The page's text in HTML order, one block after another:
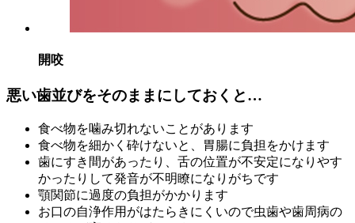
開咬
悪い歯並びをそのままにしておくと…
食べ物を噛み切れないことがあります
食べ物を細かく砕けないと、胃腸に負担をかけます
歯にすき間があったり、舌の位置が不安定になりやす
かったりして発音が不明瞭になりがちです
顎関節に過度の負担がかかります
お口の自浄作用がはたらきにくいので虫歯や歯周病の